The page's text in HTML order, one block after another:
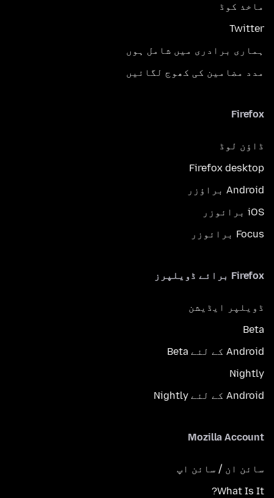
ماخذ کوڈ
Twitter
ہماری برادری میں شامل ہوں
مدد مضامین کی کھوج لگائیں
Firefox
ڈاؤن لوڈ
Firefox desktop
Android براؤزر
iOS برائوزر
Focus برائوزر
Firefox برائے ڈویلپرز
ڈویلپر ایڈیشن
Beta
Android کے لئے Beta
Nightly
Android کے لئے Nightly
Mozilla Account
سائن ان / سائن اپ
What Is It?